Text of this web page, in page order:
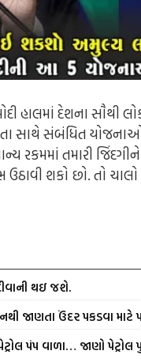
હાલમાં દેશના સૌથી
સાથે સંબંધિત
રકમમાં તમારી
ઉઠાવી શકો છો. તો
થઇ જશે.
જાણતા ઉંદર પકડવા માટે
પંપ વાળા… જાણો પેટ્રોલ